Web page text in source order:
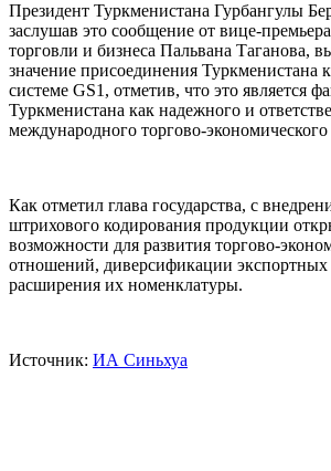
Президент Туркменистана Гурбангулы
заслушав это сообщение от вице-
торговли и бизнеса Пальвана Таганова,
значение присоединения Туркменистана
системе GS1, отметив, что это является
Туркменистана как надежного и
международного торгово-экономического
Как отметил глава государства, с
штрихового кодирования продукции
возможности для развития торгово-
отношений, диверсификации экспортных
расширения их номенклатуры.
Источник: ИА Синьхуа